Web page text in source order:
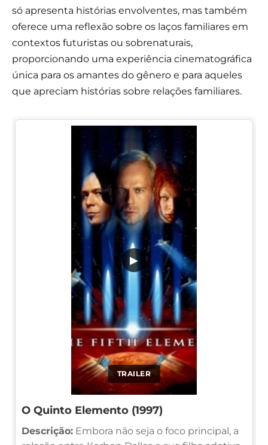
só apresenta histórias envolventes, mas também
oferece uma reflexão sobre os laços familiares em
contextos futuristas ou sobrenaturais,
proporcionando uma experiência cinematográfica
única para os amantes do gênero e para aqueles
que apreciam histórias sobre relações familiares.
TRAILER
▶
O Quinto Elemento (1997)
Descrição: Embora não seja o foco principal, a